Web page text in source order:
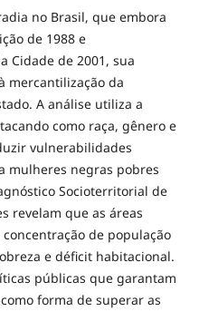
no Brasil, que embora
de 1988 e
Cidade de 2001, sua
mercantilização da
A análise utiliza a
como raça, gênero e
vulnerabilidades
mulheres negras pobres
Socioterritorial de
revelam que as áreas
de população
e déficit habitacional.
públicas que garantam
forma de superar as